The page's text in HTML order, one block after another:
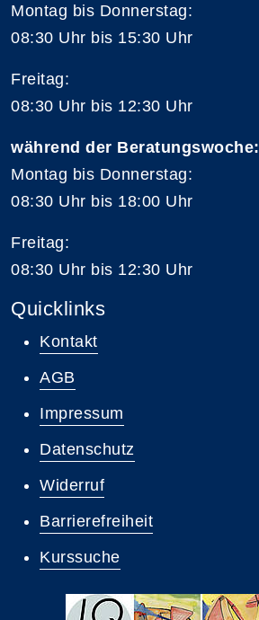
Montag bis Donnerstag:
08:30 Uhr bis 15:30 Uhr
Freitag:
08:30 Uhr bis 12:30 Uhr
während der Beratungswoche:
Montag bis Donnerstag:
08:30 Uhr bis 18:00 Uhr
Freitag:
08:30 Uhr bis 12:30 Uhr
Quicklinks
Kontakt
AGB
Impressum
Datenschutz
Widerruf
Barrierefreiheit
Kurssuche